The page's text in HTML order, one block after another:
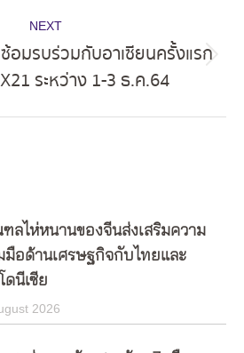
NEXT
post:
อมรบร่วมกับอาเซียนครั้งแรก
ระหว่าง 1-3 ธ.ค.64
ลไห่หนานของจีนส่งเสริมความ
มือด้านเศรษฐกิจกับไทยและ
ดนีเซีย
2026